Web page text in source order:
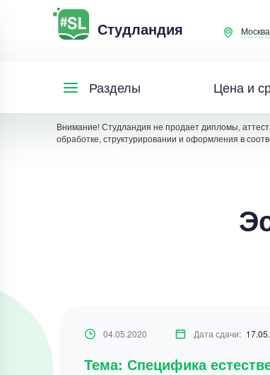
Студландия Москва
Разделы Цена и
Внимание! Студландия не продает дипломы,
обработке, структурировании и оформления в
04.05.2020 Дата сдачи:
Тема: Специфика